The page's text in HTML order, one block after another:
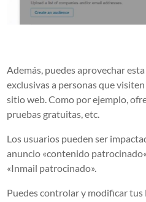
Además, puedes aprovechar
exclusivas a personas que
sitio web. Como por ejemplo,
pruebas gratuitas, etc.
Los usuarios pueden ser
anuncio «contenido patrocinado
«Inmail patrocinado».
Puedes controlar y modificar